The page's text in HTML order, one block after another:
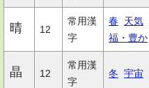
晴 12
常用漢
字
春 天気
福・豊か
晶 12
常用漢
字
冬 宇宙